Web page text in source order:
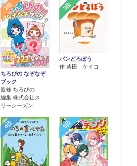
2位
ちろぴの なぞなぞ
ブック
監修 ちろぴの
編集 株式会社ス
リーシーズン
3位
パンどろぼう
作 柴田 ケイコ
4位 5位